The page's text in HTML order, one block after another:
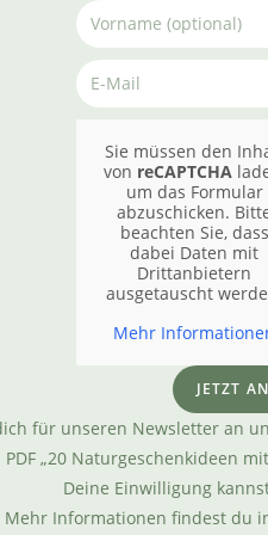
Sie müssen den
von reCAPTCHA
um das Formular
abzuschicken.
beachten Sie, dass
dabei Daten mit
Drittanbietern
ausgetauscht
Mehr
JETZT
für unseren Newsletter an
PDF „20 Naturgeschenkideen
Deine Einwilligung
Mehr Informationen findest du